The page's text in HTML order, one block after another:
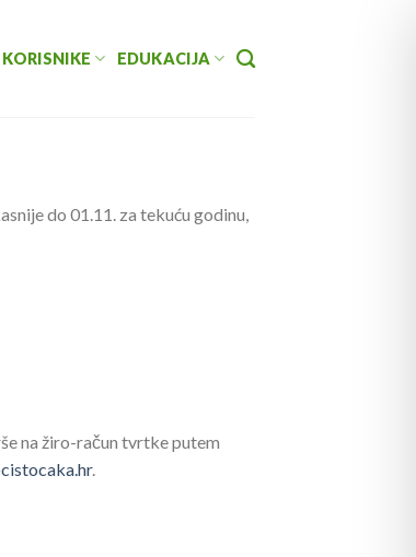
EDUKACIJA
do 01.11. za tekuću godinu,
na žiro-račun tvrtke putem
.